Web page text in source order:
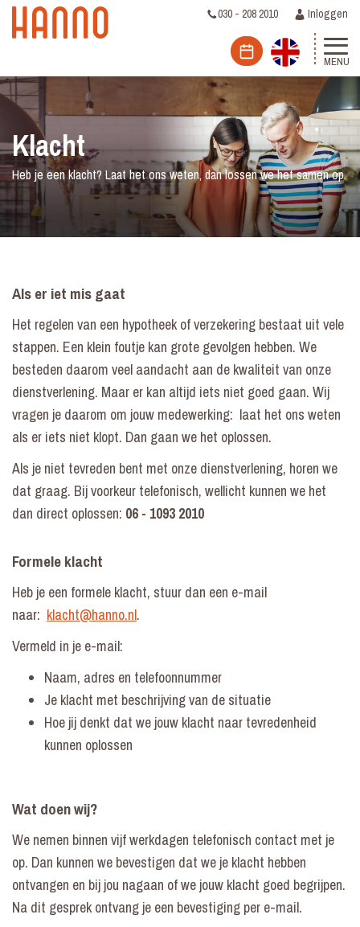
030 - 208 2010 Inloggen
MENU
Klacht
Heb je een klacht? Laat het ons weten, dan lossen we het samen op.
Als er iet mis gaat
Het regelen van een hypotheek of verzekering bestaat uit vele
stappen. Een klein foutje kan grote gevolgen hebben. We
besteden daarom veel aandacht aan de kwaliteit van onze
dienstverlening. Maar er kan altijd iets niet goed gaan. Wij
vragen je daarom om jouw medewerking: laat het ons weten
als er iets niet klopt. Dan gaan we het oplossen.
Als je niet tevreden bent met onze dienstverlening, horen we
dat graag. Bij voorkeur telefonisch, wellicht kunnen we het
dan direct oplossen: 06 - 1093 2010
Formele klacht
Heb je een formele klacht, stuur dan een e-mail
naar: klacht@hanno.nl.
Vermeld in je e-mail:
Naam, adres en telefoonnummer
Je klacht met beschrijving van de situatie
Hoe jij denkt dat we jouw klacht naar tevredenheid
kunnen oplossen
Wat doen wij?
We nemen binnen vijf werkdagen telefonisch contact met je
op. Dan kunnen we bevestigen dat we je klacht hebben
ontvangen en bij jou nagaan of we jouw klacht goed begrijpen.
Na dit gesprek ontvang je een bevestiging per e-mail.